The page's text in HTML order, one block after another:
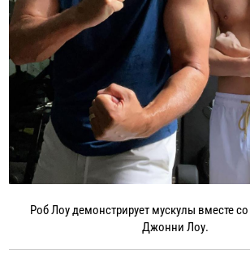
Роб Лоу демонстрирует мускулы вместе
Джонни Лоу.